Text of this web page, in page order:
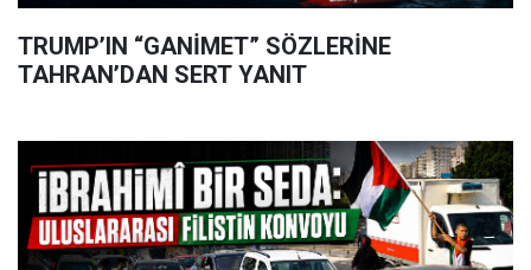
TRUMP’IN “GANİMET” SÖZLERİNE
TAHRAN’DAN SERT YANIT